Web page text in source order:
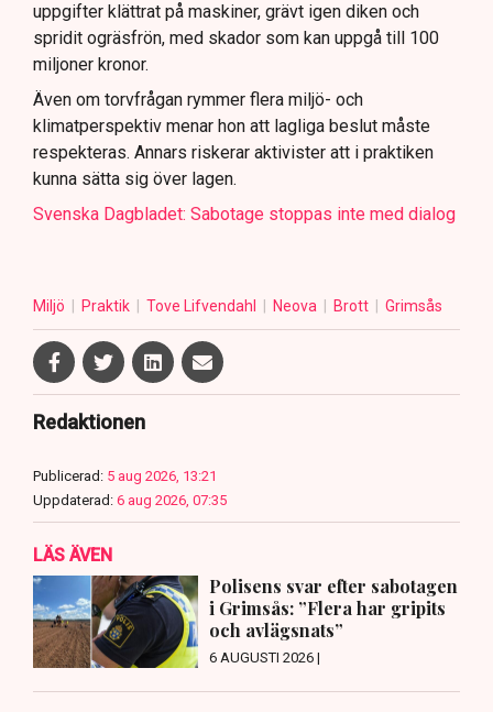
uppgifter klättrat på maskiner, grävt igen diken och
spridit ogräsfrön, med skador som kan uppgå till 100
miljoner kronor.
Även om torvfrågan rymmer flera miljö- och
klimatperspektiv menar hon att lagliga beslut måste
respekteras. Annars riskerar aktivister att i praktiken
kunna sätta sig över lagen.
Svenska Dagbladet: Sabotage stoppas inte med dialog
Miljö Praktik Tove Lifvendahl Neova Brott Grimsås
Redaktionen
Publicerad: 5 aug 2026, 13:21
Uppdaterad: 6 aug 2026, 07:35
LÄS ÄVEN
Polisens svar efter sabotagen
i Grimsås: ”Flera har gripits
och avlägsnats”
6 AUGUSTI 2026 |